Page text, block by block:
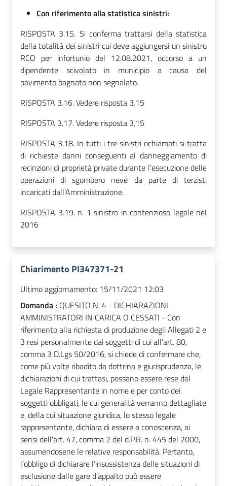
Con riferimento alla statistica sinistri:
RISPOSTA 3.15. Si conferma trattarsi della statistica
della totalità dei sinistri cui deve aggiungersi un sinistro
RCO per infortunio del 12.08.2021, occorso a un
dipendente scivolato in municipio a causa del
pavimento bagnato non segnalato.
RISPOSTA 3.16. Vedere risposta 3.15
RISPOSTA 3.17. Vedere risposta 3.15
RISPOSTA 3.18. In tutti i tre sinistri richiamati si tratta
di richieste danni conseguenti al danneggiamento di
recinzioni di proprietà private durante l’esecuzione delle
operazioni di sgombero neve da parte di terzisti
incaricati dall’Amministrazione.
RISPOSTA 3.19. n. 1 sinistro in contenzioso legale nel
2016
Chiarimento PI347371-21
Ultimo aggiornamento: 15/11/2021 12:03
Domanda : QUESITO N. 4 - DICHIARAZIONI
AMMINISTRATORI IN CARICA O CESSATI - Con
riferimento alla richiesta di produzione degli Allegati 2 e
3 resi personalmente dai soggetti di cui all’art. 80,
comma 3 D.Lgs 50/2016, si chiede di confermare che,
come più volte ribadito da dottrina e giurisprudenza, le
dichiarazioni di cui trattasi, possano essere rese dal
Legale Rappresentante in nome e per conto dei
soggetti obbligati, le cui generalità verranno dettagliate
e, della cui situazione giuridica, lo stesso legale
rappresentante, dichiara di essere a conoscenza, ai
sensi dell’art. 47, comma 2 del d.P.R. n. 445 del 2000,
assumendosene le relative responsabilità. Pertanto,
l’obbligo di dichiarare l’insussistenza delle situazioni di
esclusione dalle gare d’appalto può essere